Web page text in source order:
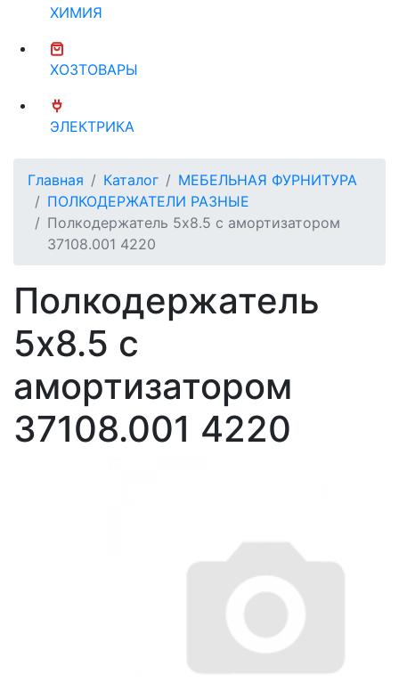
ХИМИЯ
ХОЗТОВАРЫ
ЭЛЕКТРИКА
Главная Каталог
МЕБЕЛЬНАЯ ФУРНИТУРА
ПОЛКОДЕРЖАТЕЛИ РАЗНЫЕ
Полкодержатель 5х8.5 с амортизатором
37108.001 4220
Полкодержатель
5х8.5 с
амортизатором
37108.001 4220